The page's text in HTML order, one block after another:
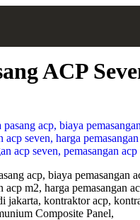
ACP
acp, biaya pemasangan
acp m2, harga pemasangan
jakarta, kontraktor acp,
Composite Panel,